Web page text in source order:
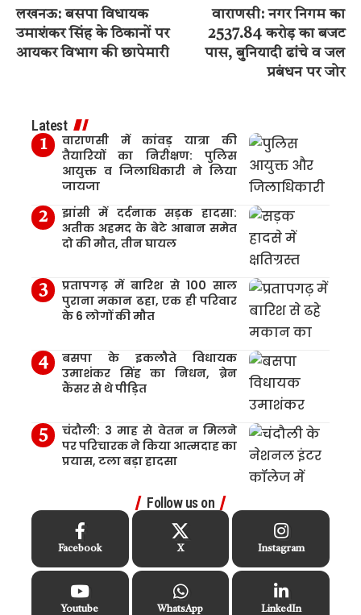
लखनऊ: बसपा विधायक
उमाशंकर सिंह के ठिकानों पर
आयकर विभाग की छापेमारी
वाराणसी: नगर निगम का
2537.84 करोड़ का बजट
पास, बुनियादी ढांचे व जल
प्रबंधन पर जोर
Latest
वाराणसी में कांवड़ यात्रा की
तैयारियों का निरीक्षण: पुलिस
आयुक्त व जिलाधिकारी ने लिया
जायजा
झांसी में दर्दनाक सड़क हादसा:
अतीक अहमद के बेटे आबान समेत
दो की मौत, तीन घायल
प्रतापगढ़ में बारिश से 100 साल
पुराना मकान ढहा, एक ही परिवार
के 6 लोगों की मौत
बसपा के इकलौते विधायक
उमाशंकर सिंह का निधन, ब्रेन
कैंसर से थे पीड़ित
चंदौली: 3 माह से वेतन न मिलने
पर परिचारक ने किया आत्मदाह का
प्रयास, टला बड़ा हादसा
Follow us on
Facebook X Instagram
Youtube WhatsApp LinkedIn